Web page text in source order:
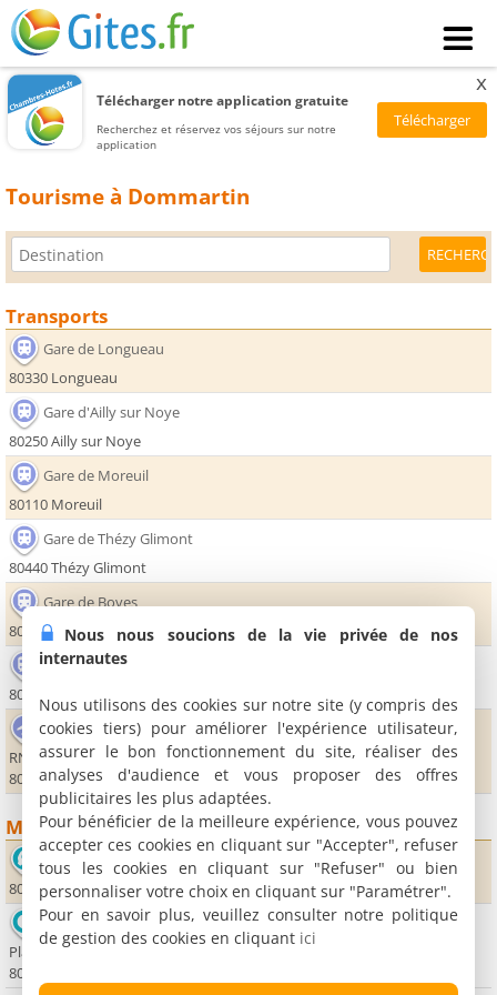
Télécharger notre application gratuite
Recherchez et réservez vos séjours sur notre
application
x
Tourisme à Dommartin
Transports
Gare de Longueau
80330 Longueau
Gare d'Ailly sur Noye
80250 Ailly sur Noye
Gare de Moreuil
80110 Moreuil
Gare de Thézy Glimont
80440 Thézy Glimont
Gare de Boves
80440 Boves
Gare de Dommartin - Remiencourt
80440 Dommartin
Aérodrome Amiens - Glisy
RN29 - Route de Saint-Quentin
80440 Glisy
Monuments
Eglise de Saint Fuscien
80680 Saint-Fuscien
Office de Tourisme du Val de Noye
Place Charles de Gaulle
80250 Ailly sur Noye
Nous nous soucions de la vie privée de nos
internautes
Nous utilisons des cookies sur notre site (y compris des
cookies tiers) pour améliorer l'expérience utilisateur,
assurer le bon fonctionnement du site, réaliser des
analyses d'audience et vous proposer des offres
publicitaires les plus adaptées.
Pour bénéficier de la meilleure expérience, vous pouvez
accepter ces cookies en cliquant sur "Accepter", refuser
tous les cookies en cliquant sur "Refuser" ou bien
personnaliser votre choix en cliquant sur "Paramétrer".
Pour en savoir plus, veuillez consulter notre politique
de gestion des cookies en cliquant ici